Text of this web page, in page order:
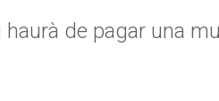
de pagar una